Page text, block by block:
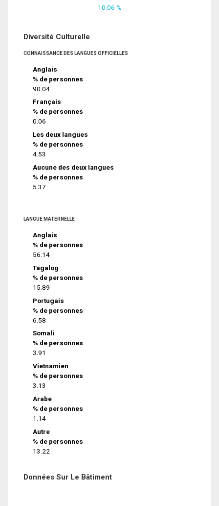
10.06 %
Diversité Culturelle
CONNAISSANCE DES LANGUES OFFICIELLES
Anglais
% de personnes
90.04
Français
% de personnes
0.06
Les deux langues
% de personnes
4.53
Aucune des deux langues
% de personnes
5.37
LANGUE MATERNELLE
Anglais
% de personnes
56.14
Tagalog
% de personnes
15.89
Portugais
% de personnes
6.58
Somali
% de personnes
3.91
Vietnamien
% de personnes
3.13
Arabe
% de personnes
1.14
Autre
% de personnes
13.22
Données Sur Le Bâtiment